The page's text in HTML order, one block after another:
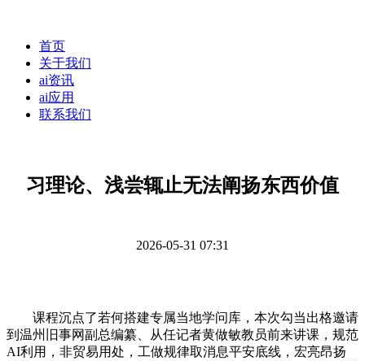
首页
关于我们
ai资讯
ai应用
联系我们
习理论、浅尝辄止无法阐扬东西价值
2026-05-31 07:31
课程沉点了若何搭建专属当地学问库，本次勾当出格邀请
到温州旧事网副总编纂、从任记者黄做敏教员前来讲课，规范
AI利用，非贸易用处，工做规律取消息平安底线，宏亮昂扬